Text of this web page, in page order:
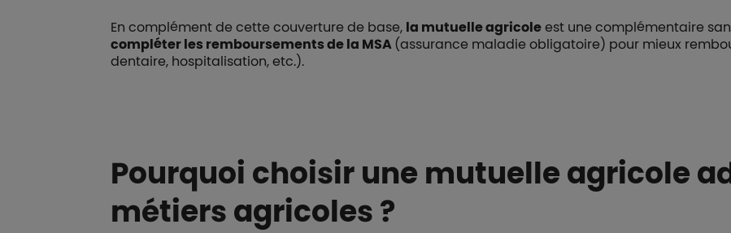
En complément de cette couverture de base, la mutuelle agricoleest une complémentaire
compléter les remboursements de la MSA(assurance maladie obligatoire) pour mieux
dentaire, hospitalisation, etc.).
Pourquoi choisir une mutuelle agricole
métiers agricoles ?